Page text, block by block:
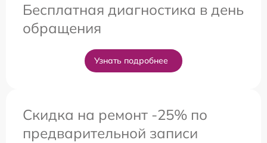
Бесплатная диагностика в день
обращения
Узнать подробнее
Скидка на ремонт -25% по
предварительной записи